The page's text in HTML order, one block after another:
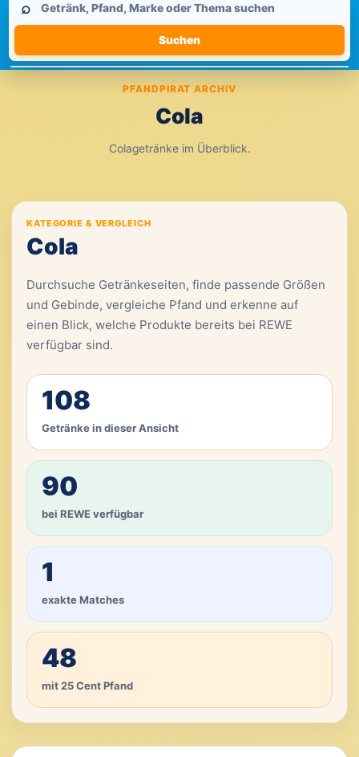
durchsuchen
⌕
Suchen
PFANDPIRAT ARCHIV
Cola
Colagetränke im Überblick.
KATEGORIE & VERGLEICH
Cola
Durchsuche Getränkeseiten, finde passende Größen
und Gebinde, vergleiche Pfand und erkenne auf
einen Blick, welche Produkte bereits bei REWE
verfügbar sind.
108
Getränke in dieser Ansicht
90
bei REWE verfügbar
1
exakte Matches
48
mit 25 Cent Pfand